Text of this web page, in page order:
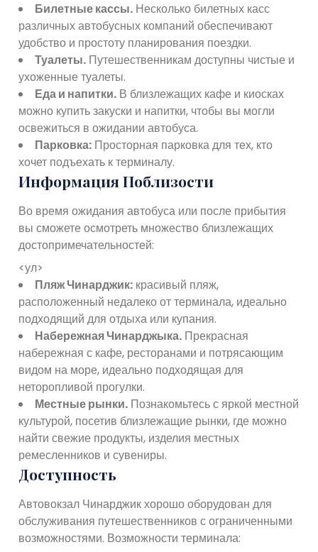
Билетные кассы. Несколько билетных касс
различных автобусных компаний обеспечивают
удобство и простоту планирования поездки.
Туалеты. Путешественникам доступны чистые и
ухоженные туалеты.
Еда и напитки. В близлежащих кафе и киосках
можно купить закуски и напитки, чтобы вы могли
освежиться в ожидании автобуса.
Парковка: Просторная парковка для тех, кто
хочет подъехать к терминалу.
Информация Поблизости
Во время ожидания автобуса или после прибытия
вы сможете осмотреть множество близлежащих
достопримечательностей:
<ул>
Пляж Чинарджик: красивый пляж,
расположенный недалеко от терминала, идеально
подходящий для отдыха или купания.
Набережная Чинарджыка. Прекрасная
набережная с кафе, ресторанами и потрясающим
видом на море, идеально подходящая для
неторопливой прогулки.
Местные рынки. Познакомьтесь с яркой местной
культурой, посетив близлежащие рынки, где можно
найти свежие продукты, изделия местных
ремесленников и сувениры.
Доступность
Автовокзал Чинарджик хорошо оборудован для
обслуживания путешественников с ограниченными
возможностями. Возможности терминала: